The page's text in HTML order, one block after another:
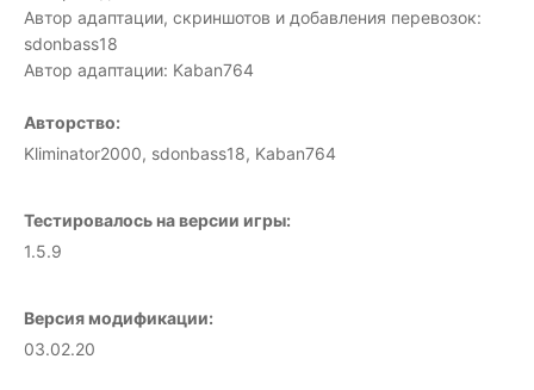
Автор адаптации, скриншотов и добавления перевозок:
sdonbass18
Автор адаптации: Kaban764
Авторство:
Kliminator2000, sdonbass18, Kaban764
Тестировалось на версии игры:
1.5.9
Версия модификации:
03.02.20